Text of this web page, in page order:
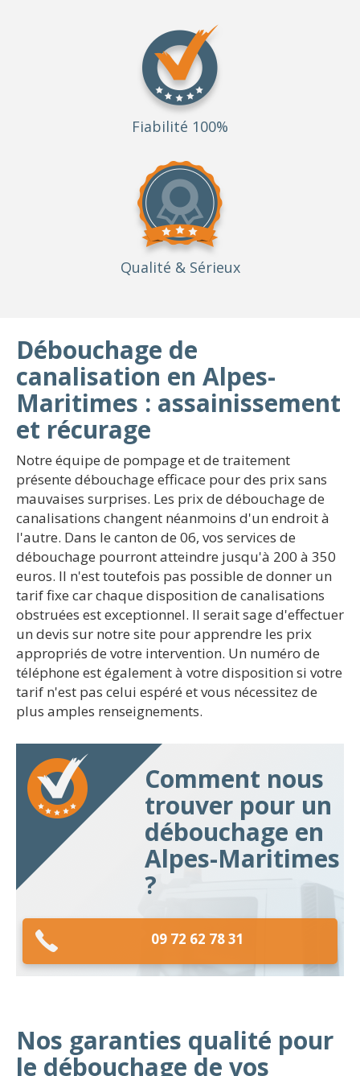
Fiabilité 100%
Qualité & Sérieux
Débouchage de
canalisation en Alpes-
Maritimes : assainissement
et récurage
Notre équipe de pompage et de traitement
présente débouchage efficace pour des prix sans
mauvaises surprises. Les prix de débouchage de
canalisations changent néanmoins d'un endroit à
l'autre. Dans le canton de 06, vos services de
débouchage pourront atteindre jusqu'à 200 à 350
euros. Il n'est toutefois pas possible de donner un
tarif fixe car chaque disposition de canalisations
obstruées est exceptionnel. Il serait sage d'effectuer
un devis sur notre site pour apprendre les prix
appropriés de votre intervention. Un numéro de
téléphone est également à votre disposition si votre
tarif n'est pas celui espéré et vous nécessitez de
plus amples renseignements.
Comment nous
trouver pour un
débouchage en
Alpes-Maritimes
?
09 72 62 78 31
Nos garanties qualité pour
le débouchage de vos